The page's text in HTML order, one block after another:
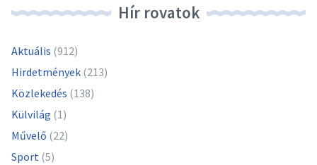
Hír rovatok
Aktuális (912)
Hirdetmények (213)
Közlekedés (138)
Külvilág (1)
Művelő (22)
Sport (5)